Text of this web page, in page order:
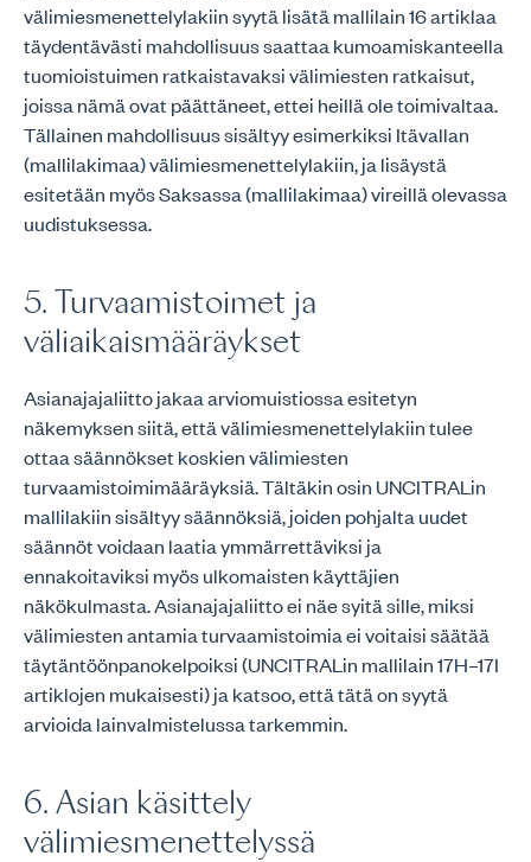
välimiesmenettelylakiin syytä lisätä mallilain 16 artiklaa
täydentävästi mahdollisuus saattaa kumoamiskanteella
tuomioistuimen ratkaistavaksi välimiesten ratkaisut,
joissa nämä ovat päättäneet, ettei heillä ole toimivaltaa.
Tällainen mahdollisuus sisältyy esimerkiksi Itävallan
(mallilakimaa) välimiesmenettelylakiin, ja lisäystä
esitetään myös Saksassa (mallilakimaa) vireillä olevassa
uudistuksessa.
5. Turvaamistoimet ja
väliaikaismääräykset
Asianajajaliitto jakaa arviomuistiossa esitetyn
näkemyksen siitä, että välimiesmenettelylakiin tulee
ottaa säännökset koskien välimiesten
turvaamistoimimääräyksiä. Tältäkin osin UNCITRALin
mallilakiin sisältyy säännöksiä, joiden pohjalta uudet
säännöt voidaan laatia ymmärrettäviksi ja
ennakoitaviksi myös ulkomaisten käyttäjien
näkökulmasta. Asianajajaliitto ei näe syitä sille, miksi
välimiesten antamia turvaamistoimia ei voitaisi säätää
täytäntöönpanokelpoiksi (UNCITRALin mallilain 17H–17I
artiklojen mukaisesti) ja katsoo, että tätä on syytä
arvioida lainvalmistelussa tarkemmin.
6. Asian käsittely
välimiesmenettelyssä